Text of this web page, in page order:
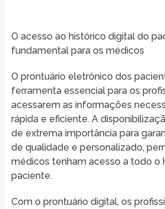
O acesso ao histórico digital do
fundamental para os médicos
O prontuário eletrônico dos
ferramenta essencial para os
acessarem as informações
rápida e eficiente. A
de extrema importância para
de qualidade e personalizado,
médicos tenham acesso a todo o
paciente.
Com o prontuário digital, os